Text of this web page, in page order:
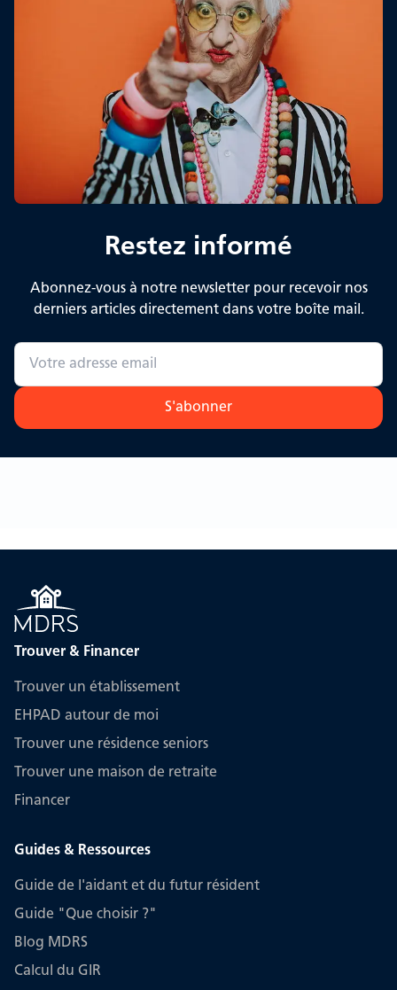
Restez informé
Abonnez-vous à notre newsletter pour recevoir nos
derniers articles directement dans votre boîte mail.
S'abonner
Trouver & Financer
Trouver un établissement
EHPAD autour de moi
Trouver une résidence seniors
Trouver une maison de retraite
Financer
Guides & Ressources
Guide de l'aidant et du futur résident
Guide "Que choisir ?"
Blog MDRS
Calcul du GIR